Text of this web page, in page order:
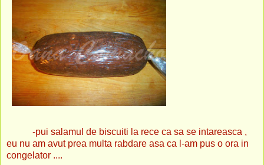
-pui salamul de biscuiti la rece ca sa se intareasca ,
eu nu am avut prea multa rabdare asa ca l-am pus o ora in
congelator ....